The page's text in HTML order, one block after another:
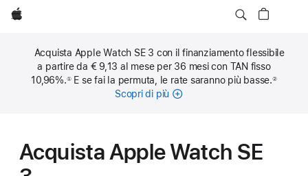
Apple
Acquista Apple Watch SE 3 con il finanziamento flessibile
a partire da € 9,13 al mese per 36 mesi con TAN fisso
10,96%.①E se fai la permuta, le rate saranno più basse.②
Scopri di più sulle
Acquista Apple Watch SE